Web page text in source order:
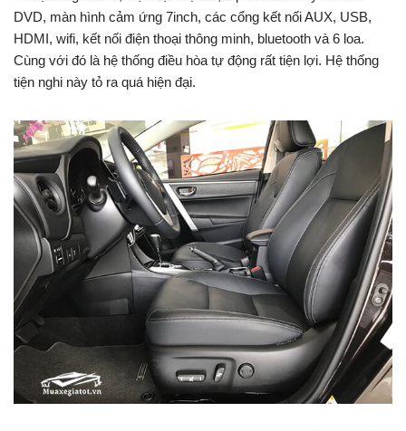
DVD, màn hình cảm ứng 7inch, các cổng kết nối AUX, USB,
HDMI, wifi, kết nối điện thoại thông minh, bluetooth và 6 loa.
Cùng với đó là hệ thống điều hòa tự động rất tiện lợi. Hệ thống
tiện nghi này tỏ ra quá hiện đại.